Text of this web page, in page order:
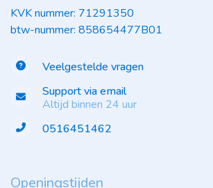
KVK nummer: 71291350
btw-nummer: 858654477B01
Veelgestelde vragen
Support via email
Altijd binnen 24 uur
0516451462
Openingstijden